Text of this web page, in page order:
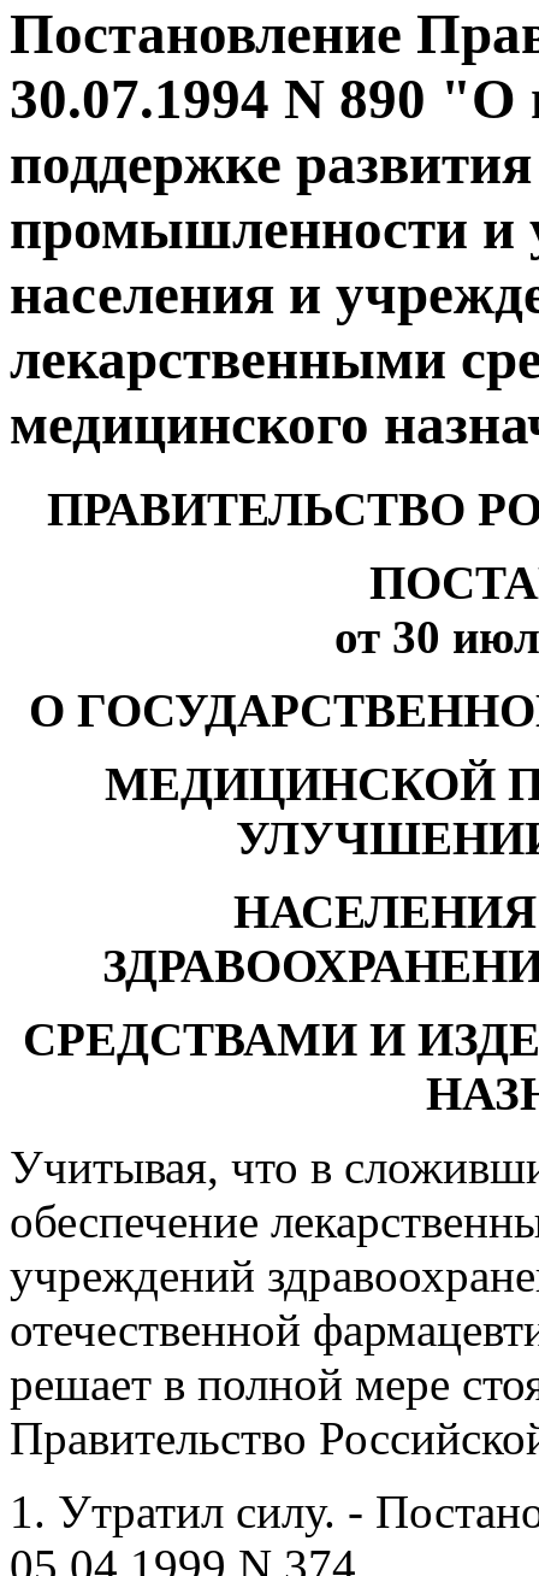
Постановление
30.07.1994 N 890 "О
поддержке
промышленности и
населения и
лекарственными
медицинского
ПРАВИТЕЛЬСТВО
от 30
О
МЕДИЦИНСКОЙ
СРЕДСТВАМИ И
Учитывая, что в
обеспечение
учреждений
отечественной
решает в полной мере
Правительство
1. Утратил силу. -